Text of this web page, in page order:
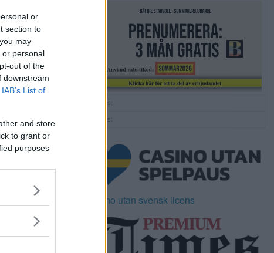
or
section to
may
or personal
out of the
downstream
IAB’s List of
and store
to grant or
purposes
Annons:
Annons:
Casino utan svensk licens